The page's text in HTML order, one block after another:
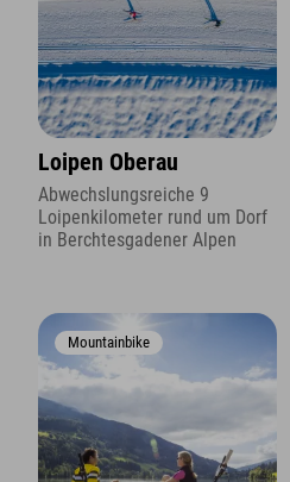
Loipen Oberau
Abwechslungsreiche 9
Loipenkilometer rund um Dorf
in Berchtesgadener Alpen
Mountainbike